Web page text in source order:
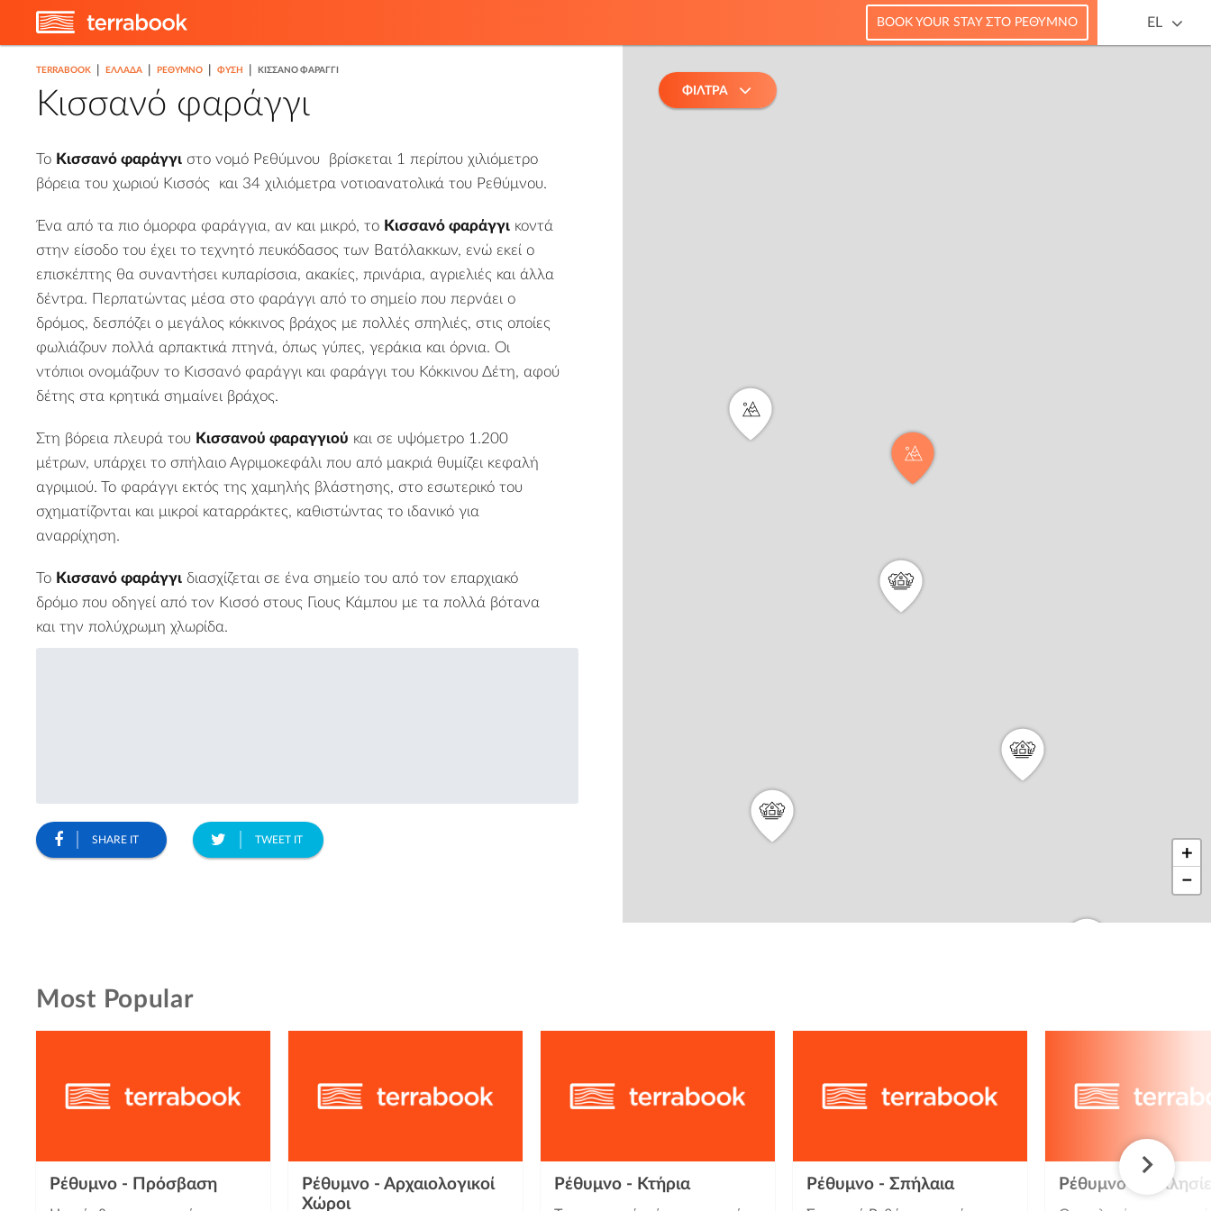
EL
BOOK YOUR STAY ΣΤΟ ΡΈΘΥΜΝΟ
TERRABOOK ΕΛΛΑΔΑ ΡΈΘΥΜΝΟ ΦΎΣΗ ΚΙΣΣΑΝΌ ΦΑΡΆΓΓΙ
Κισσανό φαράγγι
Το Κισσανό φαράγγι στο νομό Ρεθύμνου βρίσκεται 1 περίπου χιλιόμετρο
βόρεια του χωριού Κισσός και 34 χιλιόμετρα νοτιοανατολικά του Ρεθύμνου.
Ένα από τα πιο όμορφα φαράγγια, αν και μικρό, το Κισσανό φαράγγι κοντά
στην είσοδο του έχει το τεχνητό πευκόδασος των Βατόλακκων, ενώ εκεί ο
επισκέπτης θα συναντήσει κυπαρίσσια, ακακίες, πρινάρια, αγριελιές και άλλα
δέντρα. Περπατώντας μέσα στο φαράγγι από το σημείο που περνάει ο
δρόμος, δεσπόζει ο μεγάλος κόκκινος βράχος με πολλές σπηλιές, στις οποίες
φωλιάζουν πολλά αρπακτικά πτηνά, όπως γύπες, γεράκια και όρνια. Οι
ντόπιοι ονομάζουν το Κισσανό φαράγγι και φαράγγι του Κόκκινου Δέτη, αφού
δέτης στα κρητικά σημαίνει βράχος.
Στη βόρεια πλευρά του Κισσανού φαραγγιού και σε υψόμετρο 1.200
μέτρων, υπάρχει το σπήλαιο Αγριμοκεφάλι που από μακριά θυμίζει κεφαλή
αγριμιού. Το φαράγγι εκτός της χαμηλής βλάστησης, στο εσωτερικό του
σχηματίζονται και μικροί καταρράκτες, καθιστώντας το ιδανικό για
αναρρίχηση.
Το Κισσανό φαράγγι διασχίζεται σε ένα σημείο του από τον επαρχιακό
δρόμο που οδηγεί από τον Κισσό στους Γιους Κάμπου με τα πολλά βότανα
και την πολύχρωμη χλωρίδα.
SHARE IT TWEET IT
ΦΙΛΤΡΑ
+
−
Most Popular
Ρέθυμνο - Πρόσβαση
Ρέθυμνο - Αρχαιολογικοί
Χώροι
Ρέθυμνο - Κτήρια Ρέθυμνο - Σπήλαια Ρέθυμνο -